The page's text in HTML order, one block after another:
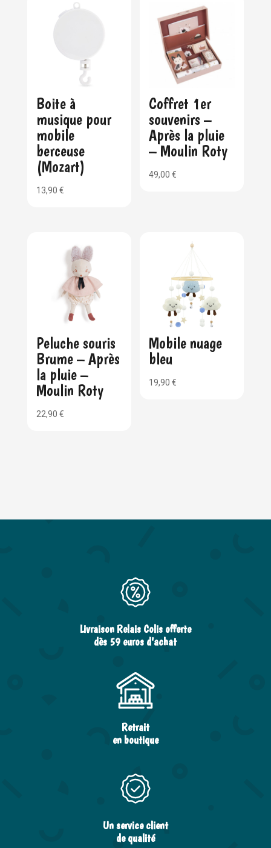
Boite à
musique pour
mobile
berceuse
(Mozart)
13,90 €
Coffret 1er
souvenirs –
Après la pluie
– Moulin Roty
49,00€
Peluche souris
Brume – Après
la pluie –
Moulin Roty
22,90 €
Mobile nuage
bleu
19,90€
Livraison Relais Colis offerte
dès 59 euros d’achat
Retrait
en boutique
Un service client
de qualité